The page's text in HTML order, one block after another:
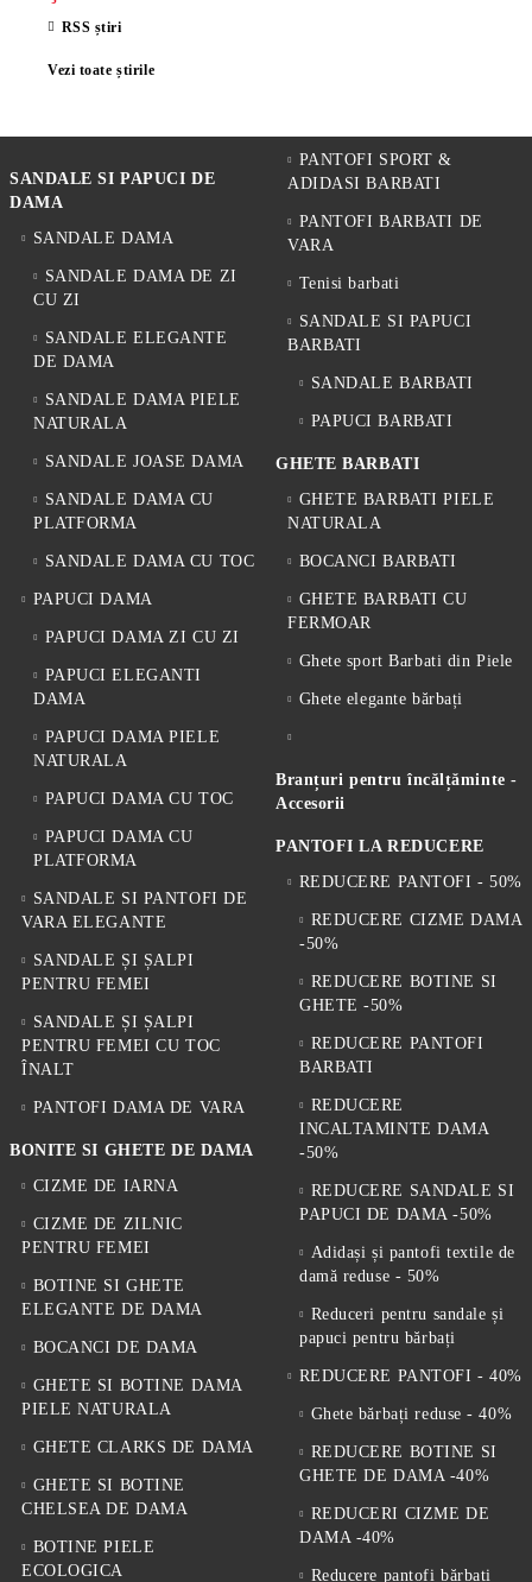
RSS știri
Vezi toate știrile
SANDALE SI PAPUCI DE
DAMA
SANDALE DAMA
SANDALE DAMA DE ZI
CU ZI
SANDALE ELEGANTE
DE DAMA
SANDALE DAMA PIELE
NATURALA
SANDALE JOASE DAMA
SANDALE DAMA CU
PLATFORMA
SANDALE DAMA CU TOC
PAPUCI DAMA
PAPUCI DAMA ZI CU ZI
PAPUCI ELEGANTI
DAMA
PAPUCI DAMA PIELE
NATURALA
PAPUCI DAMA CU TOC
PAPUCI DAMA CU
PLATFORMA
SANDALE SI PANTOFI DE
VARA ELEGANTE
SANDALE ȘI ȘALPI
PENTRU FEMEI
SANDALE ȘI ȘALPI
PENTRU FEMEI CU TOC
ÎNALT
PANTOFI DAMA DE VARA
BONITE SI GHETE DE DAMA
CIZME DE IARNA
CIZME DE ZILNIC
PENTRU FEMEI
BOTINE SI GHETE
ELEGANTE DE DAMA
BOCANCI DE DAMA
GHETE SI BOTINE DAMA
PIELE NATURALA
GHETE CLARKS DE DAMA
GHETE SI BOTINE
CHELSEA DE DAMA
BOTINE PIELE
ECOLOGICA
PANTOFI SPORT &
ADIDASI BARBATI
PANTOFI BARBATI DE
VARA
Tenisi barbati
SANDALE SI PAPUCI
BARBATI
SANDALE BARBATI
PAPUCI BARBATI
GHETE BARBATI
GHETE BARBATI PIELE
NATURALA
BOCANCI BARBATI
GHETE BARBATI CU
FERMOAR
Ghete sport Barbati din Piele
Ghete elegante bărbați
Branțuri pentru încălțăminte -
Accesorii
PANTOFI LA REDUCERE
REDUCERE PANTOFI - 50%
REDUCERE CIZME DAMA
-50%
REDUCERE BOTINE SI
GHETE -50%
REDUCERE PANTOFI
BARBATI
REDUCERE
INCALTAMINTE DAMA
-50%
REDUCERE SANDALE SI
PAPUCI DE DAMA -50%
Adidași și pantofi textile de
damă reduse - 50%
Reduceri pentru sandale și
papuci pentru bărbați
REDUCERE PANTOFI - 40%
Ghete bărbați reduse - 40%
REDUCERE BOTINE SI
GHETE DE DAMA -40%
REDUCERI CIZME DE
DAMA -40%
Reducere pantofi bărbați